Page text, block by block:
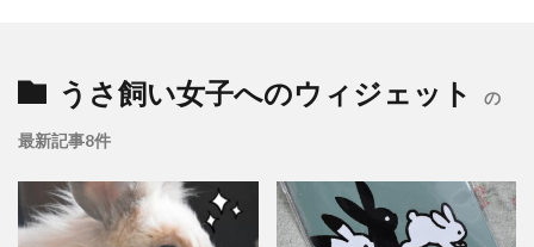
うさ飼い女子へのウィジェット の
最新記事8件